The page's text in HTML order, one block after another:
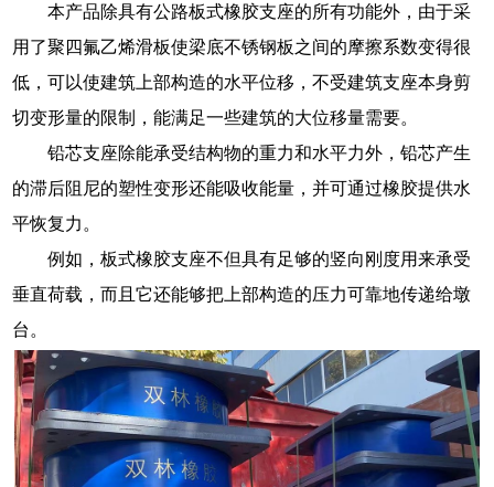
本产品除具有公路板式橡胶支座的所有功能外，由于采
用了聚四氟乙烯滑板使梁底不锈钢板之间的摩擦系数变得很
低，可以使建筑上部构造的水平位移，不受建筑支座本身剪
切变形量的限制，能满足一些建筑的大位移量需要。
铅芯支座除能承受结构物的重力和水平力外，铅芯产生
的滞后阻尼的塑性变形还能吸收能量，并可通过橡胶提供水
平恢复力。
例如，板式橡胶支座不但具有足够的竖向刚度用来承受
垂直荷载，而且它还能够把上部构造的压力可靠地传递给墩
台。